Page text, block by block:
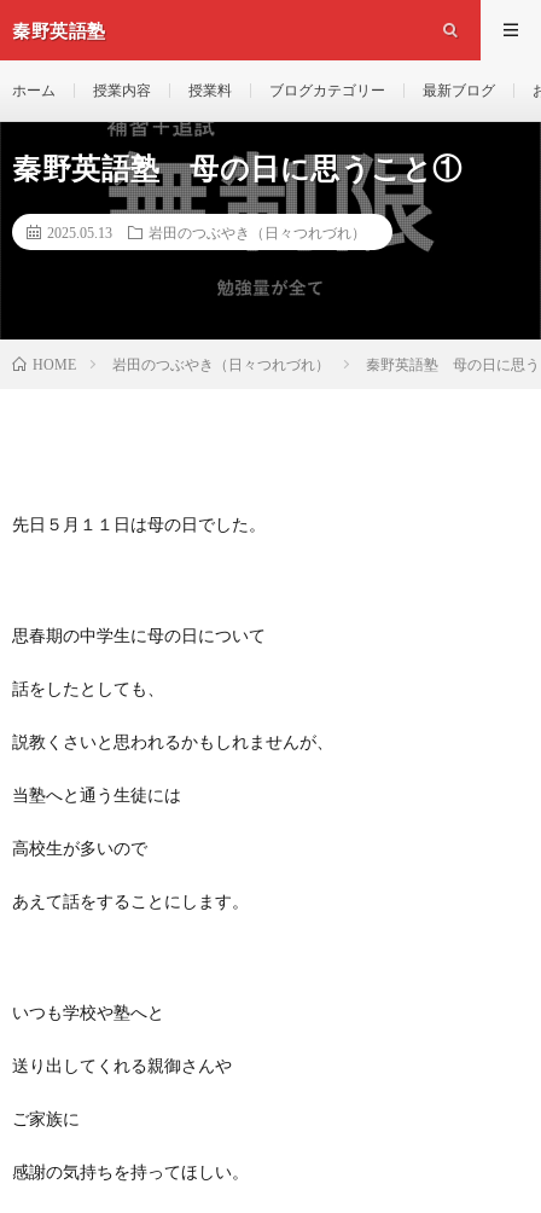
秦野英語塾
ホーム 授業内容 授業料 ブログカテゴリー 最新ブログ
秦野英語塾 母の日に思うこと①
2025.05.13 岩田のつぶやき（日々つれづれ）
HOME 岩田のつぶやき（日々つれづれ） 秦野英語塾 母の日に思
先日５月１１日は母の日でした。
思春期の中学生に母の日について
話をしたとしても、
説教くさいと思われるかもしれませんが、
当塾へと通う生徒には
高校生が多いので
あえて話をすることにします。
いつも学校や塾へと
送り出してくれる親御さんや
ご家族に
感謝の気持ちを持ってほしい。